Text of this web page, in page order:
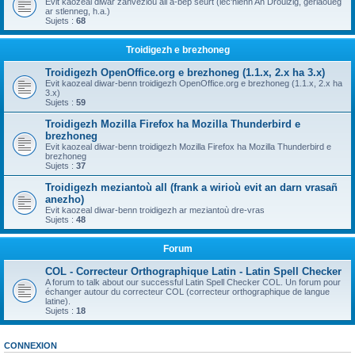
ar stlenneg, h.a.)
Sujets : 68
Troidigezh e brezhoneg
Troidigezh OpenOffice.org e brezhoneg (1.1.x, 2.x ha 3.x)
Evit kaozeal diwar-benn troidigezh OpenOffice.org e brezhoneg (1.1.x, 2.x ha
3.x)
Sujets : 59
Troidigezh Mozilla Firefox ha Mozilla Thunderbird e
brezhoneg
Evit kaozeal diwar-benn troidigezh Mozilla Firefox ha Mozilla Thunderbird e
brezhoneg
Sujets : 37
Troidigezh meziantoù all (frank a wirioù evit an darn vrasañ
anezho)
Evit kaozeal diwar-benn troidigezh ar meziantoù dre-vras
Sujets : 48
Forum
COL - Correcteur Orthographique Latin - Latin Spell Checker
A forum to talk about our successful Latin Spell Checker COL. Un forum pour
échanger autour du correcteur COL (correcteur orthographique de langue
latine).
Sujets : 18
CONNEXION